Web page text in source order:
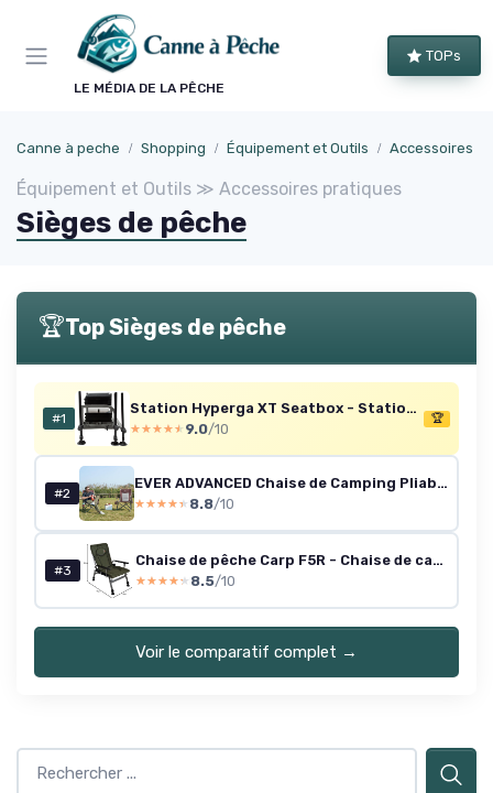
LE MÉDIA DE LA PÊCHE
TOPs
Canne à peche Shopping Équipement et Outils Accessoires
Équipement et Outils ≫ Accessoires pratiques
Sièges de pêche
🏆Top Sièges de pêche
#1
Station Hyperga XT Seatbox - Station De Pêche
★★★★★
★★★★★ 9.0/10
🏆
#2
EVER ADVANCED Chaise de Camping Pliable - Charge maximale : 230 kg - Taille XL - Largeur d'assise : 62 cm - avec Poche latérale - Porte-gobelet - Chaise de pêche - pour Camping, extérieur, Balcon Burgundy Classique
★★★★★
★★★★★ 8.8/10
#3
Chaise de pêche Carp F5R - Chaise de camping de luxe pour la pêche à la carpe - Table offrant une hauteur supplémentaires
★★★★★
★★★★★ 8.5/10
Voir le comparatif complet →
Panneau de gestion des cookies